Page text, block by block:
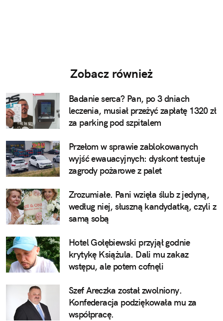
Zobacz również
Badanie serca? Pan, po 3 dniach
leczenia, musiał przeżyć zapłatę 1320 zł
za parking pod szpitalem
Przełom w sprawie zablokowanych
wyjść ewauacyjnych: dyskont testuje
zagrody pożarowe z palet
Zrozumiałe. Pani wzięła ślub z jedyną,
według niej, słuszną kandydatką, czyli z
samą sobą
Hotel Gołębiewski przyjął godnie
krytykę Książula. Dali mu zakaz
wstępu, ale potem cofnęli
Szef Areczka został zwolniony.
Konfederacja podziękowała mu za
współpracę.